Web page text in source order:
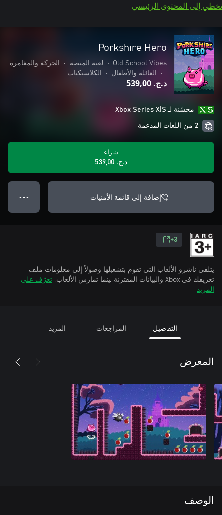
تخطي إلى المحتوى الرئيسي
Porkshire Hero
Old School Vibes
• لعبة المنصة •
الحركة والمغامرة
•
العائلة والأطفال • الكلاسيكيات
د.ج.‏ 539,00
محسّنة لـ Xbox Series X|S
2 من اللغات المدعمة
شراء
د.ج.‏ 539,00
إضافة إلى قائمة الأمنيات ● ● ●
3+
يتلقى ناشرو الألعاب التي تقوم بتشغيلها وصولاً إلى معلومات ملف
تعريفك في Xbox والبيانات المقترنة بينما تمارس الألعاب.
تعرّف على
المزيد
التفاصيل المراجعات المزيد
المعرض
الوصف